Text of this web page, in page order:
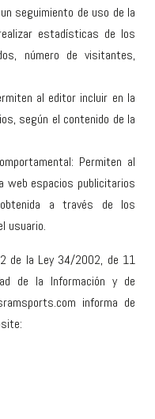
seguimiento de uso de la
estadísticas de los
número de visitantes,
al editor incluir en la
según el contenido de la
Permiten al
web espacios publicitarios
a través de los
usuario.
de la Ley 34/2002, de 11
de la Información y de
informa de